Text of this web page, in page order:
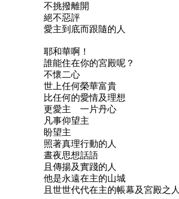
不挑撥離開
絕不惡評
愛主到底而跟隨的人
耶和華啊！
誰能住在你的宮殿呢？
不懷二心
世上任何榮華富貴
比任何的愛情及理想
更愛主 一片丹心
凡事仰望主
盼望主
照著真理行動的人
晝夜思想話語
且傳揚及實踐的人
他是永遠在主的山城
且世世代代在主的帳幕及宮殿之人